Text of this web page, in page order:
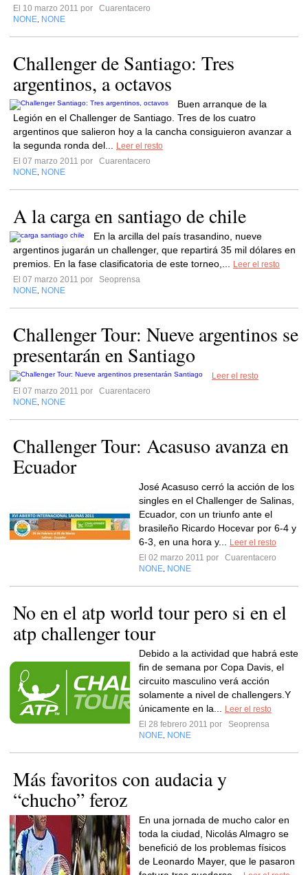
El 10 marzo 2011 por
Cuarentacero
NONE NONE
Challenger de Santiago: Tres
argentinos, a octavos
Buen arranque de la
Legión en el Challenger de Santiago. Tres de los cuatro
argentinos que salieron hoy a la cancha consiguieron avanzar a
la segunda ronda del...
Leer el resto
El 07 marzo 2011 por
Cuarentacero
NONE NONE
A la carga en santiago de chile
En la arcilla del país trasandino, nueve
argentinos jugarán un challenger, que repartirá 35 mil dólares en
premios. En la fase clasificatoria de este torneo,...
Leer el resto
El 07 marzo 2011 por
Seoprensa
NONE NONE
Challenger Tour: Nueve argentinos se
presentarán en Santiago
Leer el resto
El 07 marzo 2011 por
Cuarentacero
NONE NONE
Challenger Tour: Acasuso avanza en
Ecuador
José Acasuso cerró la acción de los
singles en el Challenger de Salinas,
Ecuador, con un triunfo ante el
brasileño Ricardo Hocevar por 6-4 y
6-3, en una hora y...
Leer el resto
El 02 marzo 2011 por
Cuarentacero
NONE NONE
No en el atp world tour pero si en el
atp challenger tour
Debido a la actividad que habrá este
fin de semana por Copa Davis, el
circuito masculino verá acción
solamente a nivel de challengers.Y
únicamente en la...
Leer el resto
El 28 febrero 2011 por
Seoprensa
NONE NONE
Más favoritos con audacia y
“chucho” feroz
En una jornada de mucho calor en
toda la ciudad, Nicolás Almagro se
benefició de los problemas físicos
de Leonardo Mayer, que le pasaron